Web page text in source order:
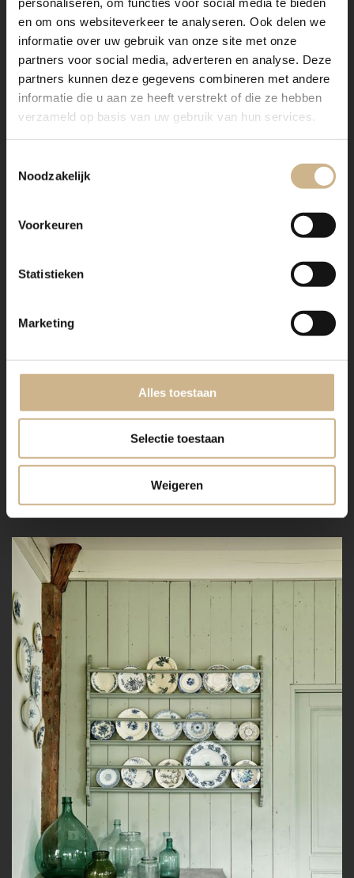
en om ons websiteverkeer te analyseren. Ook delen we
informatie over uw gebruik van onze site met onze
partners voor social media, adverteren en analyse. Deze
partners kunnen deze gegevens combineren met andere
informatie die u aan ze heeft verstrekt of die ze hebben
verzameld op basis van uw gebruik van hun services.
Noodzakelijk
Voorkeuren
Statistieken
Marketing
Alles toestaan
Selectie toestaan
Weigeren